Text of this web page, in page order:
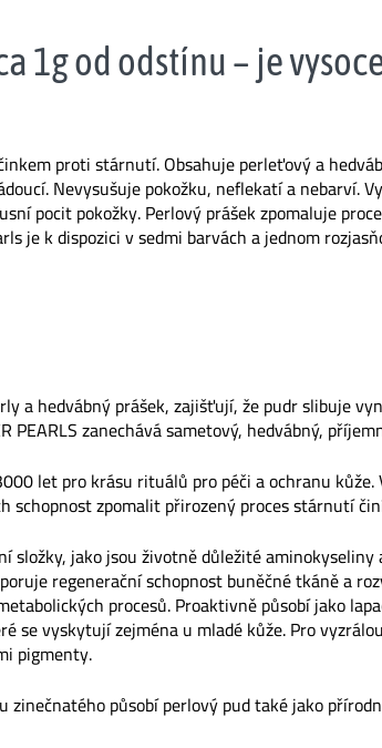
1g od odstínu – je
proti stárnutí. Obsahuje perleťový a
Nevysušuje pokožku, neflekatí a nebarví.
pocit pokožky. Perlový prášek zpomaluje
je k dispozici v sedmi barvách a jednom
a hedvábný prášek, zajišťují, že pudr slibuje
PEARLS zanechává sametový, hedvábný,
let pro krásu rituálů pro péči a ochranu kůže.
schopnost zpomalit přirozený proces stárnutí
složky, jako jsou životně důležité
regenerační schopnost buněčné tkáně a
procesů. Proaktivně působí jako
se vyskytují zejména u mladé kůže. Pro
pigmenty.
působí perlový pud také jako